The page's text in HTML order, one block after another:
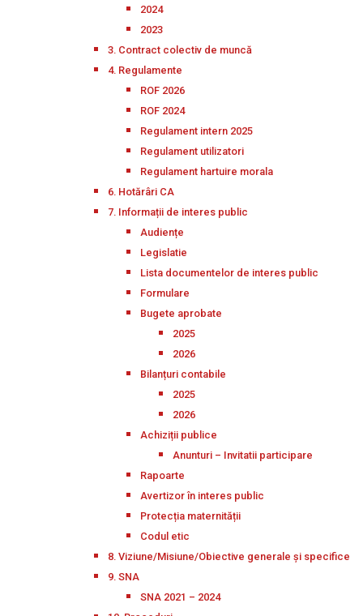
2024
2023
3. Contract colectiv de muncă
4. Regulamente
ROF 2026
ROF 2024
Regulament intern 2025
Regulament utilizatori
Regulament hartuire morala
6. Hotărâri CA
7. Informații de interes public
Audiențe
Legislatie
Lista documentelor de interes public
Formulare
Bugete aprobate
2025
2026
Bilanțuri contabile
2025
2026
Achiziții publice
Anunturi – Invitatii participare
Rapoarte
Avertizor în interes public
Protecția maternității
Codul etic
8. Viziune/Misiune/Obiective generale și specifice
9. SNA
SNA 2021 – 2024